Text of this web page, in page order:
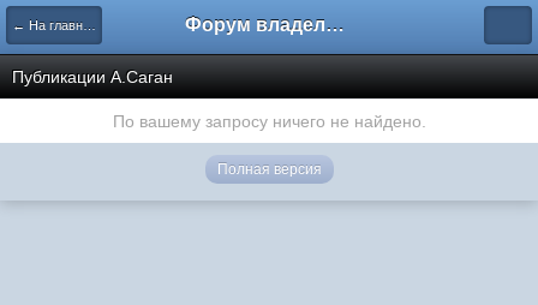
← На главную Форум владельцев интернет-магазинов
Публикации А.Саган
По вашему запросу ничего не найдено.
Полная версия